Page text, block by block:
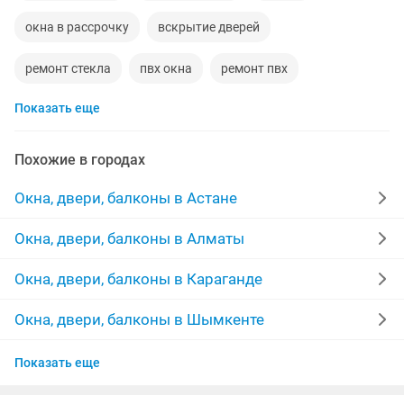
окна в рассрочку вскрытие дверей
ремонт стекла пвх окна ремонт пвх
рассрочка балконов
двери входны вскрытие замков дверь
установка балконных замок вскрытье
изготовление ремонт стеклопакетов
установка замков врезка
стеклопакеты замена изготовление
Показать еще
Похожие в городах
Окна, двери, балконы в Астане
Окна, двери, балконы в Алматы
Окна, двери, балконы в Караганде
Окна, двери, балконы в Шымкенте
Окна, двери, балконы в Усть-Каменогорске
Показать еще